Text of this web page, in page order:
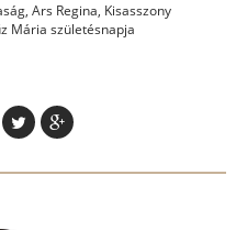
, Ars Regina, Kisasszony
Mária születésnapja